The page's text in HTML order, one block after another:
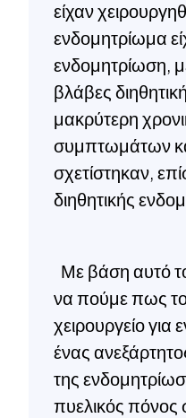
είχαν
ενδομητρίωμα
ενδομητρίωση,
βλάβες
μακρύτερη
συμπτωμάτων
σχετίστηκαν,
διηθητικής
Με βάση αυτό
να πούμε πως
χειρουργείο για
ένας
της
πυελικός πόνος